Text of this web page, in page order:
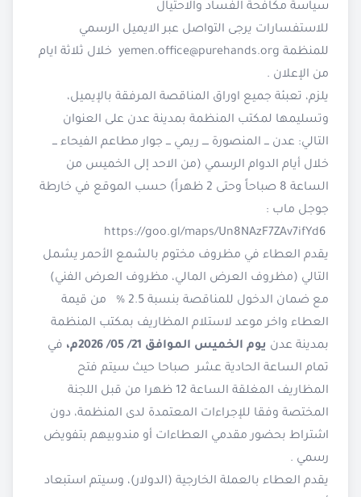
سياسة مكافحة الفساد والاحتيال
للاستفسارات يرجى التواصل عبر الايميل الرسمي
للمنظمة yemen.office@purehands.org خلال ثلاثة ايام
من الإعلان .
يلزم، تعبئة جميع اوراق المناقصة المرفقة بالإيميل،
وتسليمها لمكتب المنظمة بمدينة عدن على العنوان
التالي: عدن ـــ المنصورة ــــ ريمي ـــ جوار مطاعم الفيحاء ـــ
خلال أيام الدوام الرسمي (من الاحد إلى الخميس من
الساعة 8 صباحاً وحتى 2 ظهراً) حسب الموقع في خارطة
جوجل ماب :
https://goo.gl/maps/Un8NAzF7ZAv7ifYd6
يقدم العطاء في مظروف مختوم بالشمع الأحمر يشمل
التالي (مظروف العرض المالي، مظروف العرض الفني)
مع ضمان الدخول للمناقصة بنسبة 2.5 % من قيمة
العطاء واخر موعد لاستلام المظاريف بمكتب المنظمة
بمدينة عدن يوم الخميس الموافق 21/ 05/ 2026م،
في
تمام الساعة الحادية عشر صباحا حيث سيتم فتح
المظاريف المغلقة الساعة 12 ظهرا من قبل اللجنة
المختصة وفقا للإجراءات المعتمدة لدى المنظمة، دون
اشتراط بحضور مقدمي العطاءات أو مندوبيهم بتفويض
رسمي .
يقدم العطاء بالعملة الخارجية (الدولار)، وسيتم استبعاد